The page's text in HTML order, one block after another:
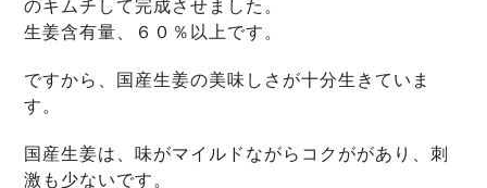
のキムチして完成させました。
生姜含有量、６０％以上です。
ですから、国産生姜の美味しさが十分生きていま
す。
国産生姜は、味がマイルドながらコクががあり、刺
激も少ないです。